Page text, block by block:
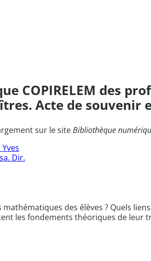
COPIRELEM des
Acte de souvenir
sur le siteBibliothèque
Dir.
des élèves ? Quels
les fondements théoriques de leur